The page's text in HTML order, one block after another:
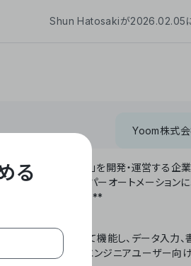
Shun Hatosakiが2026.02.05
Yoom株式会
ョンSaaS「Yoom」を開発・運営する企業
組み合わせたハイパーオートメーションに
を提供しています。**
データベースとして機能し、データ入力、
業務を自動化。非エンジニアユーザー向
る